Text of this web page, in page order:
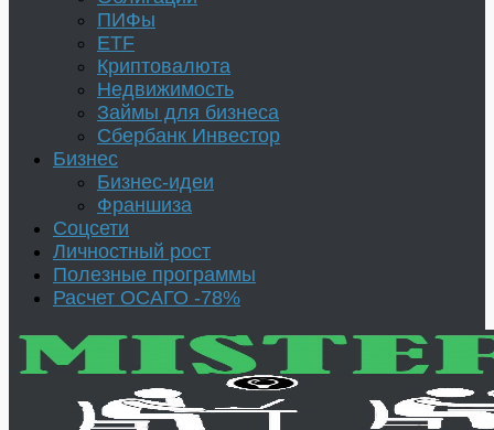
ПИФы
ETF
Криптовалюта
Недвижимость
Займы для бизнеса
Сбербанк Инвестор
Бизнес
Бизнес-идеи
Франшиза
Соцсети
Личностный рост
Полезные программы
Расчет ОСАГО -78%